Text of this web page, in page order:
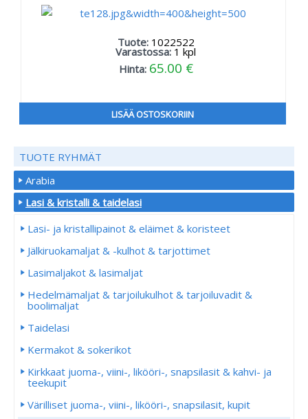
Tuote: 1022522
Varastossa: 1 kpl
Hinta: 65.00 €
LISÄÄ OSTOSKORIIN
TUOTE RYHMÄT
Arabia
Lasi & kristalli & taidelasi
Lasi- ja kristallipainot & eläimet & koristeet
Jälkiruokamaljat & -kulhot & tarjottimet
Lasimaljakot & lasimaljat
Hedelmämaljat & tarjoilukulhot & tarjoiluvadit &
boolimaljat
Taidelasi
Kermakot & sokerikot
Kirkkaat juoma-, viini-, likööri-, snapsilasit & kahvi- ja
teekupit
Värilliset juoma-, viini-, likööri-, snapsilasit, kupit